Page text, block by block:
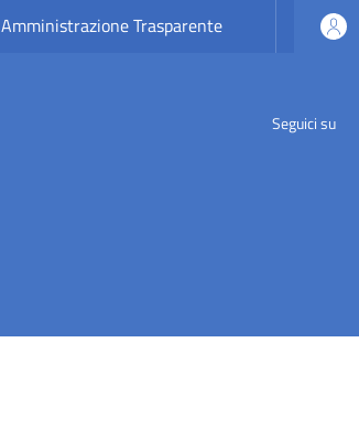
Amministrazione Trasparente
Seguici su